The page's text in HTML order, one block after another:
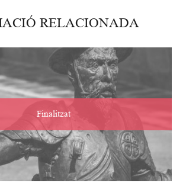
RELACIONADA
Finalitzat